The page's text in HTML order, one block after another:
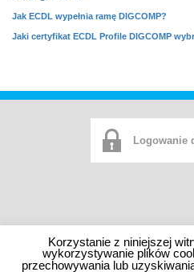
Jak ECDL wypełnia ramę DIGCOMP?
Jaki certyfikat ECDL Profile DIGCOMP
Logowanie
Mapa serwisu
Copyrights ©
Korzystanie z niniejszej
wykorzystywanie plików
przechowywania lub